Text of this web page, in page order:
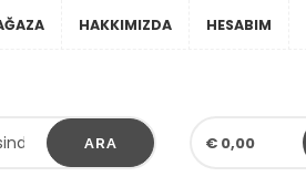
HAKKIMIZDA HESABIM
ARA € 0,00